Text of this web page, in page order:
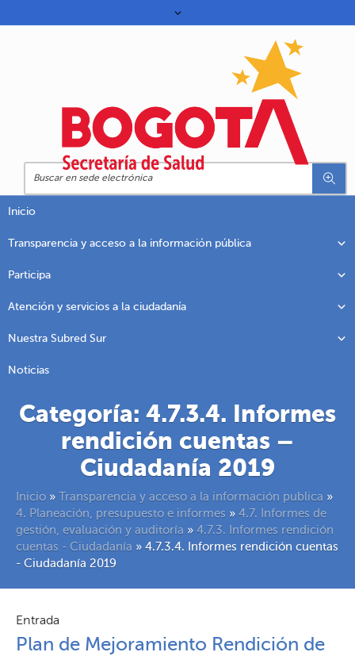
Inicio
Transparencia y acceso a la información pública
Participa
Atención y servicios a la ciudadanía
Nuestra Subred Sur
Noticias
Categoría: 4.7.3.4. Informes
rendición cuentas –
Ciudadanía 2019
Inicio » Transparencia y acceso a la información publica »
4. Planeación, presupuesto e informes » 4.7. Informes de
gestión, evaluación y auditoría » 4.7.3. Informes rendición
cuentas - Ciudadanía » 4.7.3.4. Informes rendición cuentas
- Ciudadanía 2019
Entrada
Plan de Mejoramiento Rendición de